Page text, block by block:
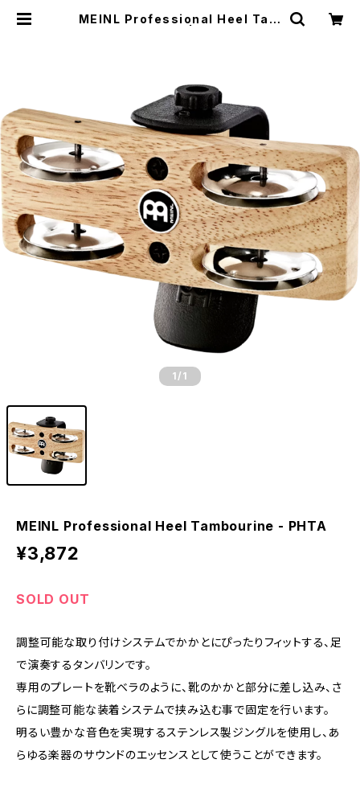
MEINL Professional Heel Tam
1 /1
MEINL Professional Heel Tambourine - PHTA
¥3,872
SOLD OUT
調整可能な取り付けシステムでかかとにぴったりフィットする、足
で演奏するタンバリンです。
専用のプレートを靴ベラのように、靴のかかと部分に差し込み、さ
らに調整可能な装着システムで挟み込む事で固定を行います。
明るい豊かな音色を実現するステンレス製ジングルを使用し、あ
らゆる楽器のサウンドのエッセンスとして使うことができます。